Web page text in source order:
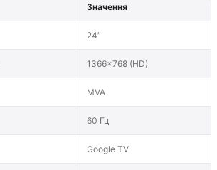
Значення
24″
1366×768 (HD)
MVA
60 Гц
Google TV